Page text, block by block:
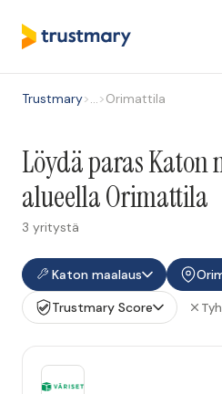
Trustmary>…>Orimattila
Löydä paras
alueella Orimattila
3 yritystä
Katon maalaus
Trustmary Score